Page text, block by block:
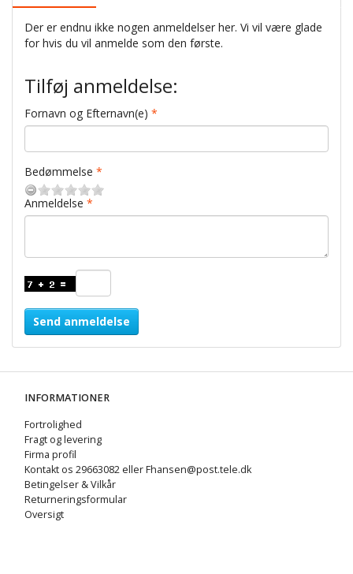
Der er endnu ikke nogen anmeldelser her. Vi vil være glade
for hvis du vil anmelde som den første.
Tilføj anmeldelse:
Fornavn og Efternavn(e)
Bedømmelse
Anmeldelse
Send anmeldelse
INFORMATIONER
Fortrolighed
Fragt og levering
Firma profil
Kontakt os 29663082 eller Fhansen@post.tele.dk
Betingelser & Vilkår
Returneringsformular
Oversigt